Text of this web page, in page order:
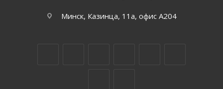
Минск, Казинца, 11а, офис А204